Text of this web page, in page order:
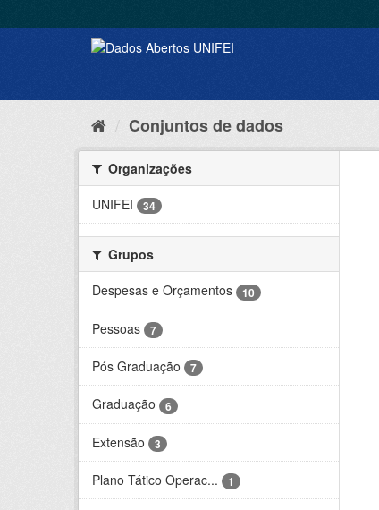
Conjuntos de dados
Organizações
UNIFEI
34
Grupos
Despesas e Orçamentos
10
Pessoas 7
Pós Graduação 7
Graduação 6
Extensão 3
Plano Tático Operac... 1